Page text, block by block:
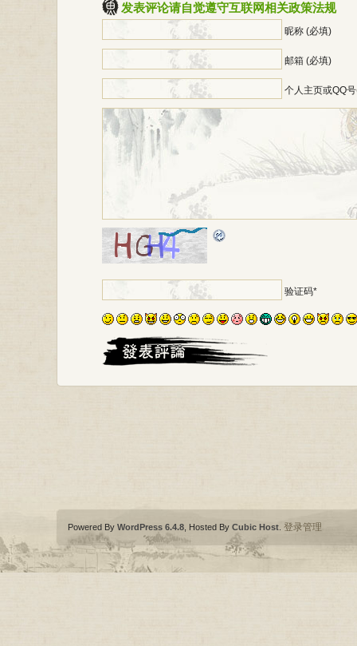
发表评论请自觉遵守互联网相关政策法规
昵称 (必填)
邮箱 (必填)
个人主页或QQ
验证码*
Powered By WordPress 6.4.8 , Hosted By Cubic Host 登录管理